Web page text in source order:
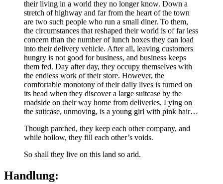
Though parched, they keep each other company, and
while hollow, they fill each other’s voids.
So shall they live on this land so arid.
Handlung:
KARAKARA glänzt mit dem Fehlen einer wirklich konkreten
Handlung und gibt sich voll und ganz dem Slice of Life Genre hin.
Wir folgen hier mehr oder weniger den Ereignissen rund um das
Café und die Charaktere. Was es mit „Age of Dusk“ auf sich hat,
wird in der Novel nur nebenläufig mal erwähnt und bietet an sich
nur so ein bisschen Grundgerüst. Selbst mit dem Auftauchen von
Aisia ändert sich an der ruhigen Handlung eher wenig. Langsam
aber sicher schleicht die Story sich dahin, bis es dann auch schon
vorbei ist. Wirkliche Höhen und Tiefen erwarten den Leser hier
nicht. Auch von einem wirklichen Drama ist hier weit und breit
keine Spur. Wie bei Slice of Life üblich, lebt die Novel reinweg von
den Charakteren und ihren Interaktionen. Ein weiterer typischer